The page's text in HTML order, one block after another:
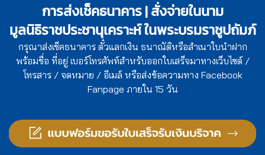
การส่งเช็คธนาคาร | สั่งจ่ายในนาม
มูลนิธิราชประชานุเคราะห์ ในพระบรมราชูปถัมภ์
กรุณาส่งเช็คธนาคาร ตั๋วแลกเงิน ธนาณัติหรือสำเนาใบนำฝาก
พร้อมชื่อ ที่อยู่ เบอร์โทรศัพท์สำหรับออกใบเสร็จมาทางเว็บไซต์ /
โทรสาร / จดหมาย / อีเมล์ หรือส่งข้อความทาง Facebook
Fanpage ภายใน 15 วัน